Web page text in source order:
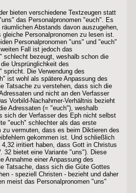
bieten verschiedene Textzeugen statt
das Personalpronomen "euch". Es
Abstands davon auszugehen,
Personalpronomen zu lesen ist.
Personalpronomen "uns" und "euch"
Fall ist jedoch das
schlecht bezeugt, weshalb schon die
Ursprünglichkeit des
spricht. Die Verwendung des
ist wohl als spätere Anpassung des
Tatsache zu verstehen, dass sich die
und nicht an den Verfasser
Vorbild-Nachahmer-Verhältnis bezieht
Adressaten (= "euch"), weshalb
sich der Verfasser des Eph nicht selbst
"euch" schlechter als das erste
zu vermuten, dass es beim Diktieren des
gekommen ist. Und schließlich
irritiert haben, dass Gott in Christus
32 bietet eine Variante "uns"). Diese
Annahme einer Anpassung des
Tatsache, dass sich die Güte Gottes
- speziell Christen - bezieht und daher
meist das Personalpronomen "uns"